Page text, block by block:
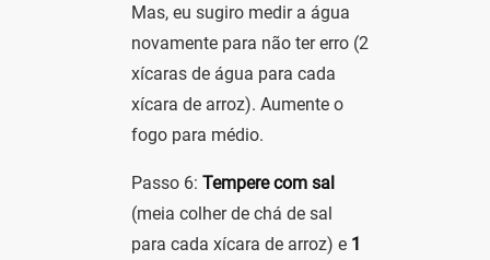
Mas, eu sugiro medir a água
novamente para não ter erro (2
xícaras de água para cada
xícara de arroz). Aumente o
fogo para médio.
Passo 6: Tempere com sal
(meia colher de chá de sal
para cada xícara de arroz) e 1